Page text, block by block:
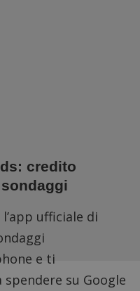
credito
l’app ufficiale di
e ti
su Google